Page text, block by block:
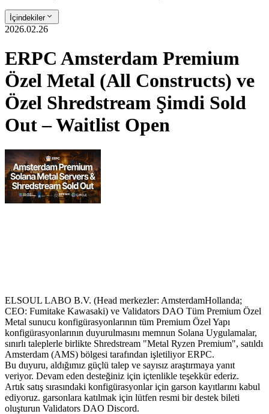
İçindekiler
2026.02.26
ERPC Amsterdam Premium
Özel Metal (All Constructs) ve
Özel Shredstream Şimdi Sold
Out – Waitlist Open
ELSOUL LABO B.V. (Head merkezler: AmsterdamHollanda;
CEO: Fumitake Kawasaki) ve Validators DAO Tüm Premium Özel
Metal sunucu konfigürasyonlarının tüm Premium Özel Yapı
konfigürasyonlarının duyurulmasını memnun Solana Uygulamalar,
sınırlı taleplerle birlikte Shredstream "Metal Ryzen Premium", satıldı
Amsterdam (AMS) bölgesi tarafından işletiliyor ERPC.
Bu duyuru, aldığımız güçlü talep ve sayısız araştırmaya yanıt
veriyor. Devam eden desteğiniz için içtenlikle teşekkür ederiz.
Artık satış sırasındaki konfigürasyonlar için garson kayıtlarını kabul
ediyoruz. garsonlara katılmak için lütfen resmi bir destek bileti
oluşturun Validators DAO Discord.